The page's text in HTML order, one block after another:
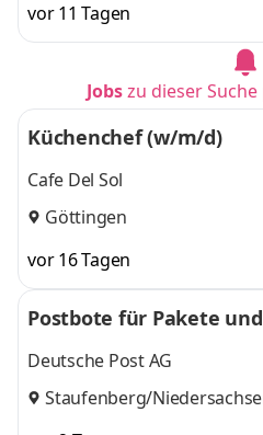
vor 11 Tagen
Jobszu dieser
Küchenchef (w/m/d)
Cafe Del Sol
Göttingen
vor 16 Tagen
Postbote für Pakete
Deutsche Post AG
Staufenberg/